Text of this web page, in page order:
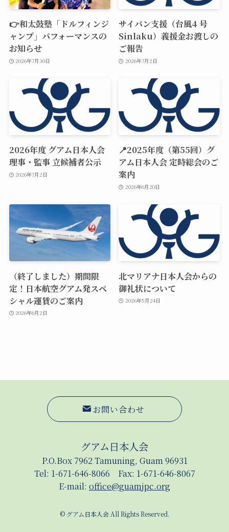
👉和太鼓塾「ドルフィンジ
ャンプ」パフォーマンスの
お知らせ
2026年7月30日
サイパン支援（台風4 号
Sinlaku）義援金お渡しの
ご報告
2026年7月2日
2026年度 グアム日本人会
理事・監事 立候補者公示
2026年7月2日
📍2025年度（第55回）グ
アム日本人会 定時総会のご
案内
2026年6月20日
（終了しました）期間限
定！日本航空グアム発スペ
シャル運賃のご案内
2026年6月2日
北マリアナ日本人会からの
御礼状について
2026年5月24日
お問い合わせ
グアム日本人会
P.O.Box 7962 Tamuning, Guam 96931
Tel: 1-671-646-8066 Fax: 1-671-646-8067
E-mail: office@guamjpc.org
© グアム日本人会 All Rights Reserved.